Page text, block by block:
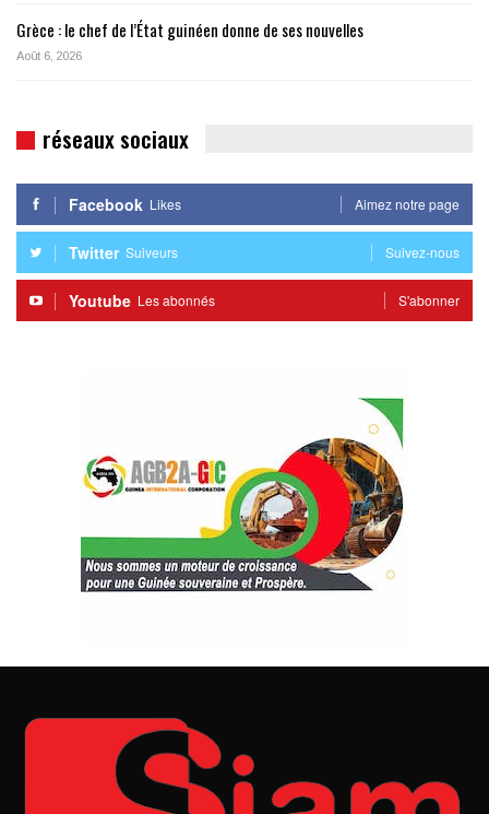
Grèce : le chef de l’État guinéen donne de ses nouvelles
Août 6, 2026
réseaux sociaux
Facebook Likes Aimez notre page
Twitter Suiveurs Suivez-nous
Youtube Les abonnés S'abonner